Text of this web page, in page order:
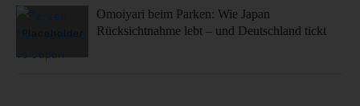
Omoiyari beim Parken: Wie Japan
Rücksichtnahme lebt – und Deutschland tickt